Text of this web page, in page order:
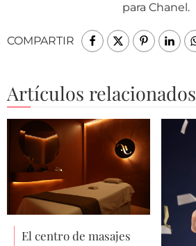
para Chanel.
COMPARTIR
Artículos relacionados
El centro de masajes